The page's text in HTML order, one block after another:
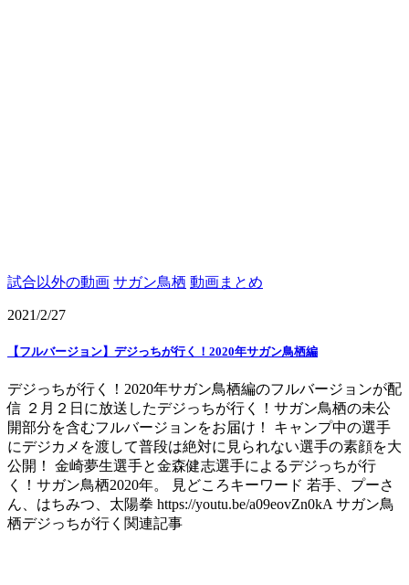
試合以外の動画 サガン鳥栖 動画まとめ
2021/2/27
【フルバージョン】デジっちが行く！2020年サガン鳥栖編
デジっちが行く！2020年サガン鳥栖編のフルバージョンが配
信 ２月２日に放送したデジっちが行く！サガン鳥栖の未公
開部分を含むフルバージョンをお届け！ キャンプ中の選手
にデジカメを渡して普段は絶対に見られない選手の素顔を大
公開！ 金崎夢生選手と金森健志選手によるデジっちが行
く！サガン鳥栖2020年。 見どころキーワード 若手、プーさ
ん、はちみつ、太陽拳 https://youtu.be/a09eovZn0kA サガン鳥
栖デジっちが行く関連記事